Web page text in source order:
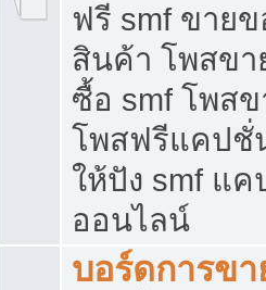
ฟรี smf ขาย
สินค้า โพสขา
ซื้อ smf โพส
โพสฟรีแคปชั่
ให้ปัง smf แ
ออนไลน์
บอร์ดการข